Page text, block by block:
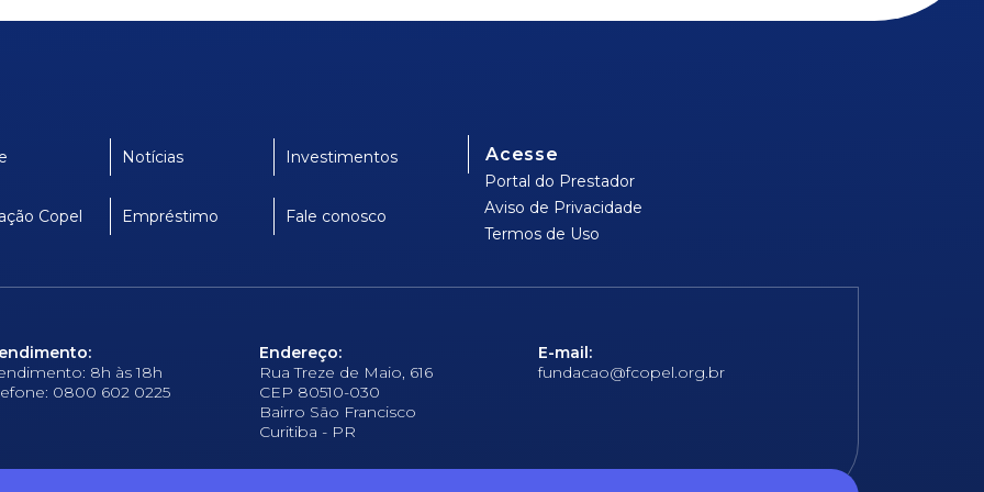
Notícias Investimentos
Copel Empréstimo Fale conosco
Acesse
Portal do Prestador
Aviso de Privacidade
Termos de Uso
8h às 18h
0800 602 0225
Endereço:
Rua Treze de Maio, 616
CEP 80510-030
Bairro São Francisco
Curitiba - PR
E-mail:
fundacao@fcopel.org.br